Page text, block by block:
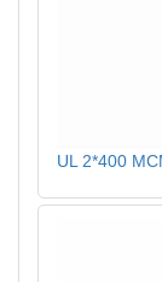
UL 2*400